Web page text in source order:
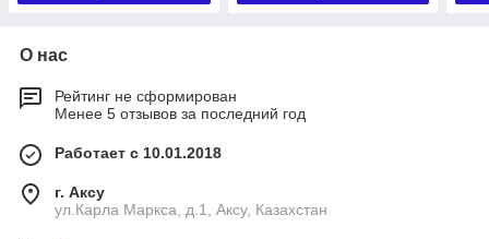
О нас
Рейтинг не сформирован
Менее 5 отзывов за последний год
Работает с 10.01.2018
г. Аксу
ул.Карла Маркса, д.1, Аксу, Казахстан